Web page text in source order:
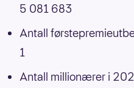
5 081 683
Antall
1
Antall millionærer i